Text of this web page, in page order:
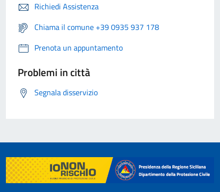
Richiedi Assistenza
Chiama il comune +39 0935 937 178
Prenota un appuntamento
Problemi in città
Segnala disservizio